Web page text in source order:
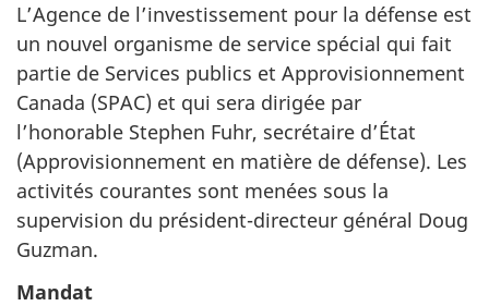
L’Agence de l’investissement pour la défense est
un nouvel organisme de service spécial qui fait
partie de Services publics et Approvisionnement
Canada (SPAC) et qui sera dirigée par
l’honorable Stephen Fuhr, secrétaire d’État
(Approvisionnement en matière de défense). Les
activités courantes sont menées sous la
supervision du président-directeur général Doug
Guzman.
Mandat